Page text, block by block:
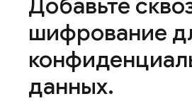
Добавьте
шифрование
данных.